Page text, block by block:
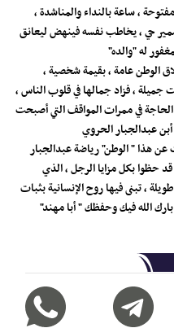
، ساعة بالنداء والمناشدة ،
حي ، يخاطب نفسه فينهض ليعانق
له "والده"
الوطن عامة ، بقيمة شخصية ،
، فزاد جمالها في قلوب الناس ،
في ممرات المواقف التي أصبحت
عبدالجبار الحروي
عن هذا " الوطن" رياضة عبدالجبار
حظوا بكل مزايا الرجل ، الذي
، تبنى فيها روح الإنسانية بثبات
الله فيك وحفظك " أبا مهند"